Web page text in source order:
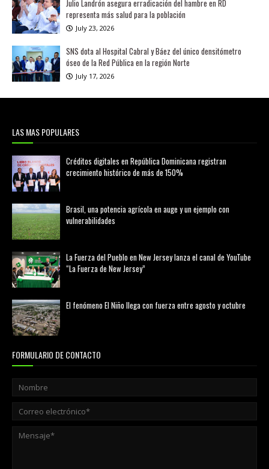
Julio Landrón asegura erradicación del hambre en RD
representa más salud para la población
July 23, 2026
SNS dota al Hospital Cabral y Báez del único densitómetro
óseo de la Red Pública en la región Norte
July 17, 2026
LAS MAS POPULARES
Créditos digitales en República Dominicana registran
crecimiento histórico de más de 150%
Brasil, una potencia agrícola en auge y un ejemplo con
vulnerabilidades
La Fuerza del Pueblo en New Jersey lanza el canal de YouTube
“La Fuerza de New Jersey”
El fenómeno El Niño llega con fuerza entre agosto y octubre
FORMULARIO DE CONTACTO